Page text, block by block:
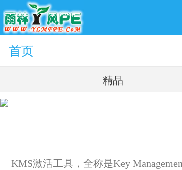
首页
精品
KMS激活工具，全称是Key